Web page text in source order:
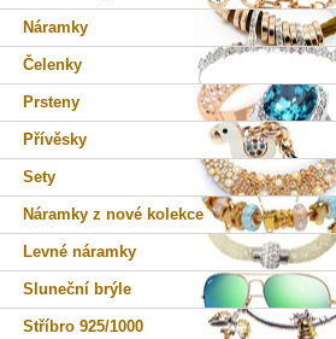
Náramky
Čelenky
Prsteny
Přívěsky
Sety
Náramky z nové kolekce
Levné náramky
Sluneční brýle
Stříbro 925/1000